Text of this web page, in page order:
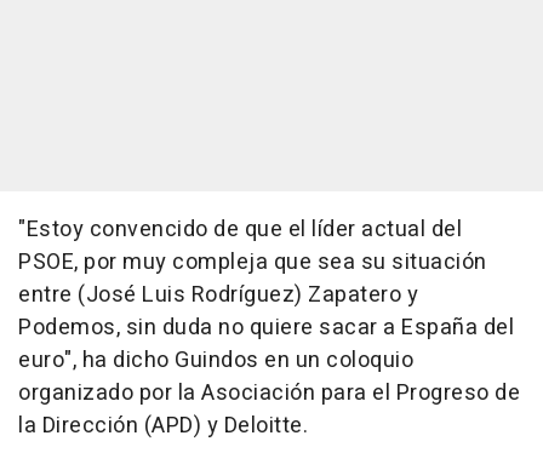
"Estoy convencido de que el líder actual del
PSOE, por muy compleja que sea su situación
entre (José Luis Rodríguez) Zapatero y
Podemos, sin duda no quiere sacar a España del
euro", ha dicho Guindos en un coloquio
organizado por la Asociación para el Progreso de
la Dirección (APD) y Deloitte.